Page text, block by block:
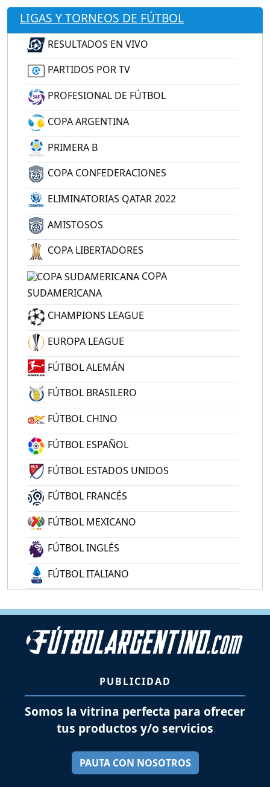
LIGAS Y TORNEOS DE FÚTBOL
RESULTADOS EN VIVO
PARTIDOS POR TV
PROFESIONAL DE FÚTBOL
COPA ARGENTINA
PRIMERA B
COPA CONFEDERACIONES
ELIMINATORIAS QATAR 2022
AMISTOSOS
COPA LIBERTADORES
COPA
SUDAMERICANA
CHAMPIONS LEAGUE
EUROPA LEAGUE
FÚTBOL ALEMÁN
FÚTBOL BRASILERO
FÚTBOL CHINO
FÚTBOL ESPAÑOL
FÚTBOL ESTADOS UNIDOS
FÚTBOL FRANCÉS
FÚTBOL MEXICANO
FÚTBOL INGLÉS
FÚTBOL ITALIANO
PUBLICIDAD
Somos la vitrina perfecta para ofrecer
tus productos y/o servicios
PAUTA CON NOSOTROS